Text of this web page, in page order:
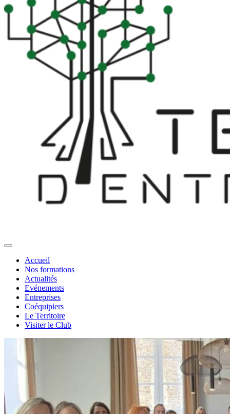
Accueil
Nos formations
Actualités
Evénements
Entreprises
Coéquipiers
Le Territoire
Visiter le Club